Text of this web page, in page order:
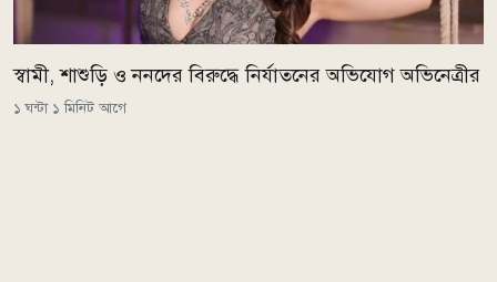
স্বামী, শাশুড়ি ও ননদের বিরুদ্ধে নির্যাতনের অভিযোগ অভিনেত্রীর
১ ঘন্টা ১ মিনিট আগে